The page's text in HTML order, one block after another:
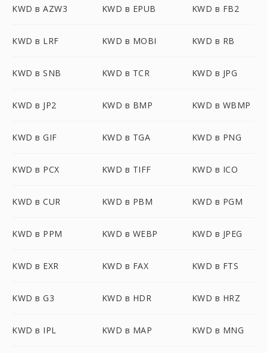
KWD в AZW3 KWD в EPUB KWD в FB2
KWD в LRF KWD в MOBI KWD в RB
KWD в SNB KWD в TCR KWD в JPG
KWD в JP2 KWD в BMP KWD в WBMP
KWD в GIF KWD в TGA KWD в PNG
KWD в PCX KWD в TIFF KWD в ICO
KWD в CUR KWD в PBM KWD в PGM
KWD в PPM KWD в WEBP KWD в JPEG
KWD в EXR KWD в FAX KWD в FTS
KWD в G3 KWD в HDR KWD в HRZ
KWD в IPL KWD в MAP KWD в MNG